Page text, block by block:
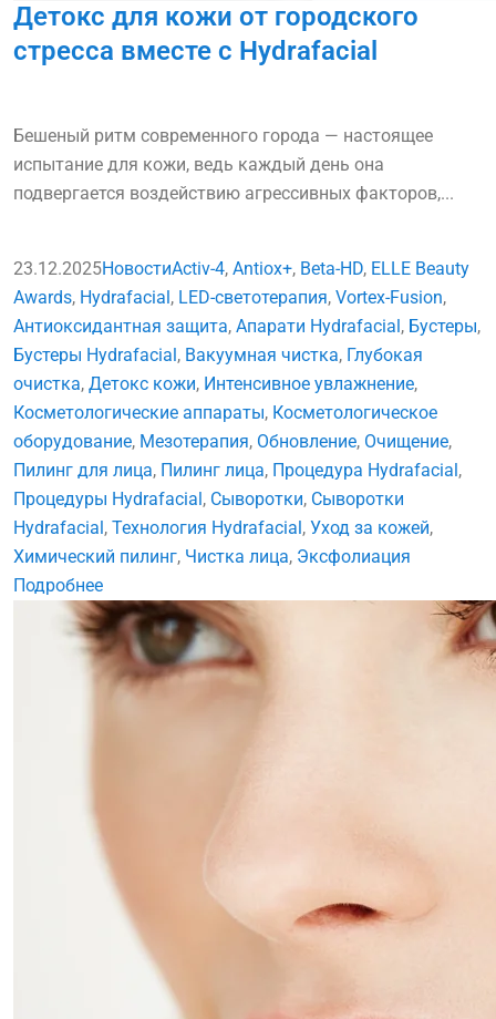
Детокс для кожи от городского
стресса вместе с Hydrafacial
Бешеный ритм современного города — настоящее
испытание для кожи, ведь каждый день она
подвергается воздействию агрессивных факторов,...
23.12.2025НовостиActiv-4, Antiox+, Beta-HD, ELLE Beauty
Awards, Hydrafacial , LED-светотерапия, Vortex-Fusion,
Антиоксидантная защита, Апарати Hydrafacial , Бустеры,
Бустеры Hydrafacial , Вакуумная чистка, Глубокая
очистка, Детокс кожи, Интенсивное увлажнение,
Косметологические аппараты, Косметологическое
оборудование, Мезотерапия, Обновление, Очищение,
Пилинг для лица, Пилинг лица, Процедура Hydrafacial ,
Процедуры Hydrafacial , Сыворотки, Сыворотки
Hydrafacial , Технология Hydrafacial , Уход за кожей,
Химический пилинг, Чистка лица, Эксфолиация
Подробнее